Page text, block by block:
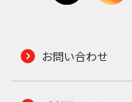
お問い合わせ